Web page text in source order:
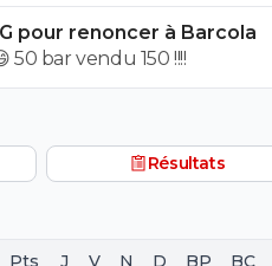
pour renoncer à Barcola
50 bar vendu 150 !!!!
Résultats
Pts J V N D BP BC